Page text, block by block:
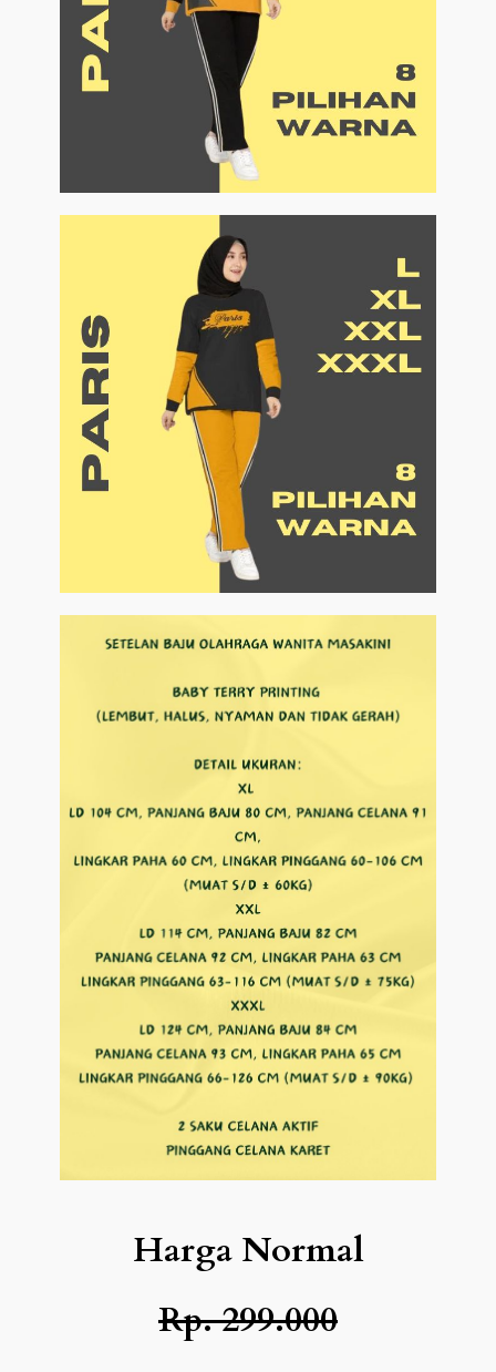
Harga Normal
Rp. 299.000